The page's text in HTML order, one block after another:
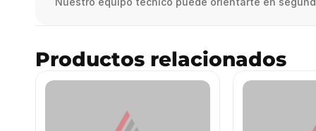
Productos relacionados